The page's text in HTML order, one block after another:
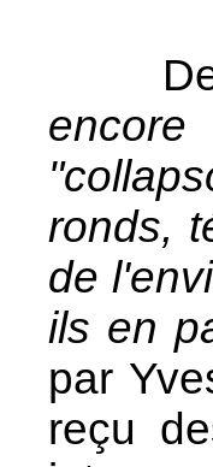
Des
ronds,
de
ils en
par
reçu